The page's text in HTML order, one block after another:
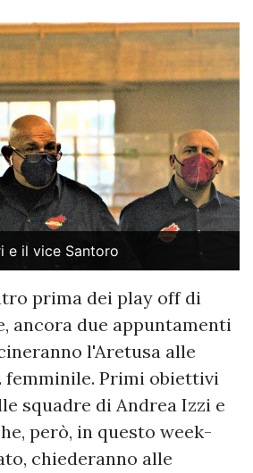
e il vice Santoro
prima dei play off di
ancora due appuntamenti
l'Aretusa alle
femminile. Primi obiettivi
squadre di Andrea Izzi e
però, in questo week-
chiederanno alle